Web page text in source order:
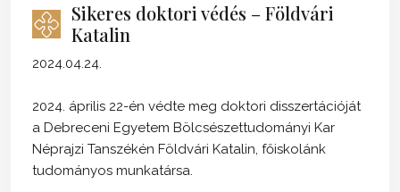
Sikeres doktori védés – Földvári
Katalin
2024.04.24.
2024. április 22-én védte meg doktori disszertációját
a Debreceni Egyetem Bölcsészettudományi Kar
Néprajzi Tanszékén Földvári Katalin, főiskolánk
tudományos munkatársa.